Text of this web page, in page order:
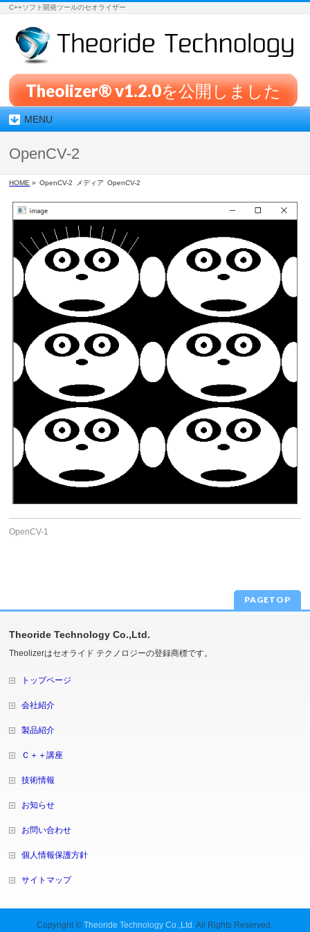
C++ソフト開発ツールのセオライザー
Theolizer® v1.2.0を公開しました
MENU
OpenCV-2
HOME » OpenCV-2 メディア OpenCV-2
OpenCV-1
PAGETOP
Theoride Technology Co.,Ltd.
Theolizerはセオライド テクノロジーの登録商標です。
トップページ
会社紹介
製品紹介
Ｃ＋＋講座
技術情報
お知らせ
お問い合わせ
個人情報保護方針
サイトマップ
Copyright ©Theoride Technology Co.,Ltd. All Rights Reserved.